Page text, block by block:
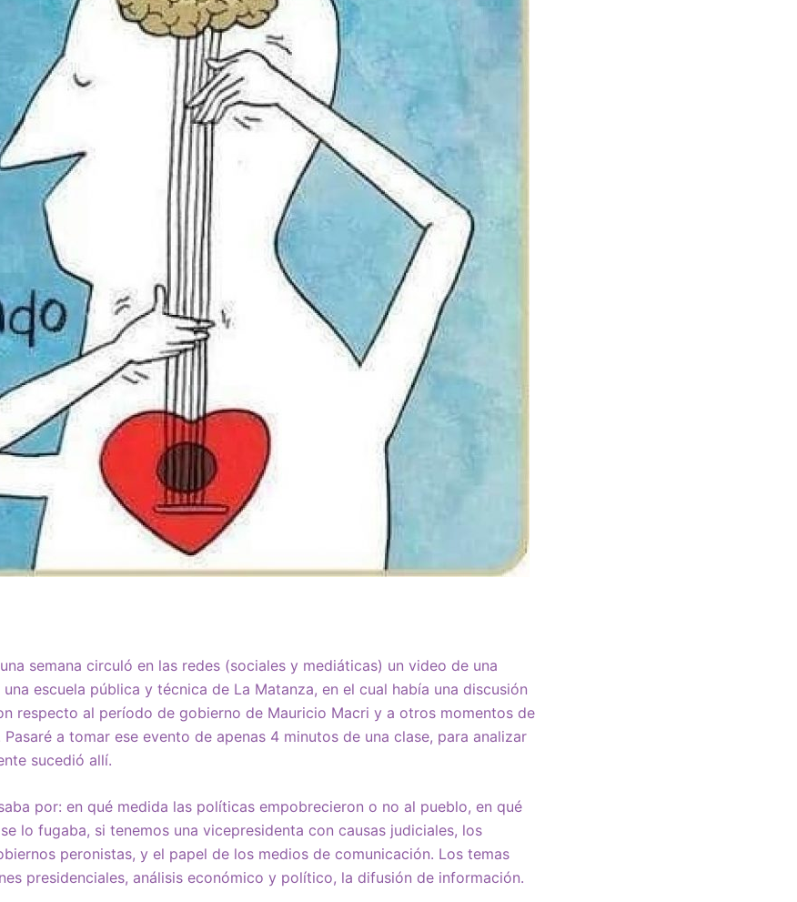
semana circuló en las redes (sociales y mediáticas) un video de una
escuela pública y técnica de La Matanza, en el cual había una discusión
respecto al período de gobierno de Mauricio Macri y a otros momentos de
a tomar ese evento de apenas 4 minutos de una clase, para analizar
sucedió allí.
por: en qué medida las políticas empobrecieron o no al pueblo, en qué
lo fugaba, si tenemos una vicepresidenta con causas judiciales, los
peronistas, y el papel de los medios de comunicación. Los temas
presidenciales, análisis económico y político, la difusión de información.